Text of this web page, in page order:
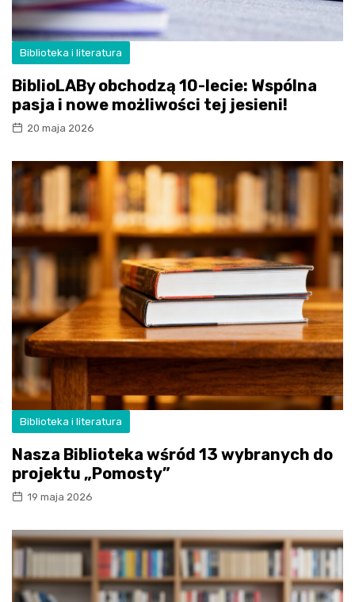
Biblioteka i literatura
BiblioLABy obchodzą 10-lecie: Wspólna
pasja i nowe możliwości tej jesieni!
20 maja 2026
Biblioteka i literatura
Nasza Biblioteka wśród 13 wybranych do
projektu „Pomosty”
19 maja 2026